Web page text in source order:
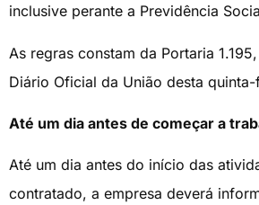
inclusive perante a Previdência
As regras constam da Portaria
Diário Oficial da União desta
Até um dia antes de começar a
Até um dia antes do início das
contratado, a empresa deverá